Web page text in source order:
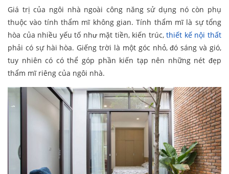
Giá trị của ngôi nhà ngoài công năng sử dụng nó còn phụ
thuộc vào tính thẩm mĩ không gian. Tính thẩm mĩ là sự tổng
hòa của nhiều yếu tố như mặt tiền, kiến trúc,thiết kế nội thất
phải có sự hài hòa. Giếng trời là một góc nhỏ, đó sáng và gió,
tuy nhiên có có thể góp phần kiến tạp nên những nét đẹp
thẩm mĩ riêng của ngôi nhà.